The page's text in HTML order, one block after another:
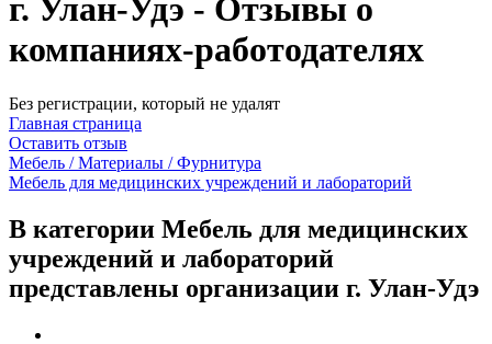
г. Улан-Удэ - Отзывы о
компаниях-работодателях
Без регистрации, который не удалят
Главная страница
Оставить отзыв
Мебель / Материалы / Фурнитура
Мебель для медицинских учреждений и лабораторий
В категории Мебель для медицинских
учреждений и лабораторий
представлены организации г. Улан-Удэ